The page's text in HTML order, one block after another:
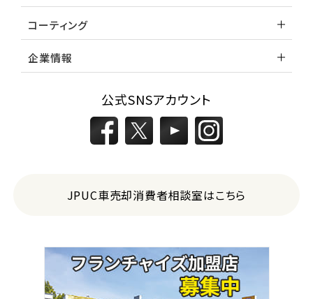
コーティング
企業情報
公式SNSアカウント
JPUC車売却消費者相談室はこちら